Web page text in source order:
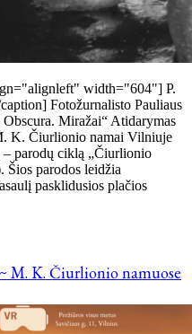
width="604"] P.
Fotožurnalisto Pauliaus
Miražai“ Atidarymas
K. Čiurlionio namai Vilniuje
– parodų ciklą „Čiurlionio
Šios parodos leidžia
pasklidusios plačios
M. K. Čiurlionio namuose